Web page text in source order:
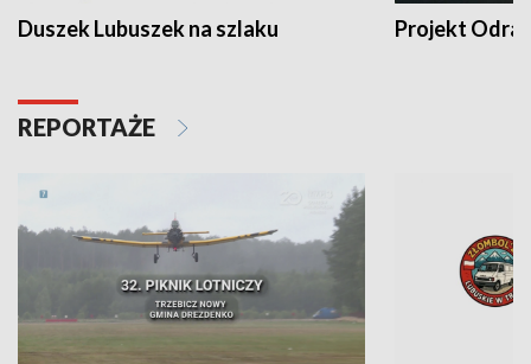
Duszek Lubuszek na szlaku Projekt Odra
REPORTAŻE